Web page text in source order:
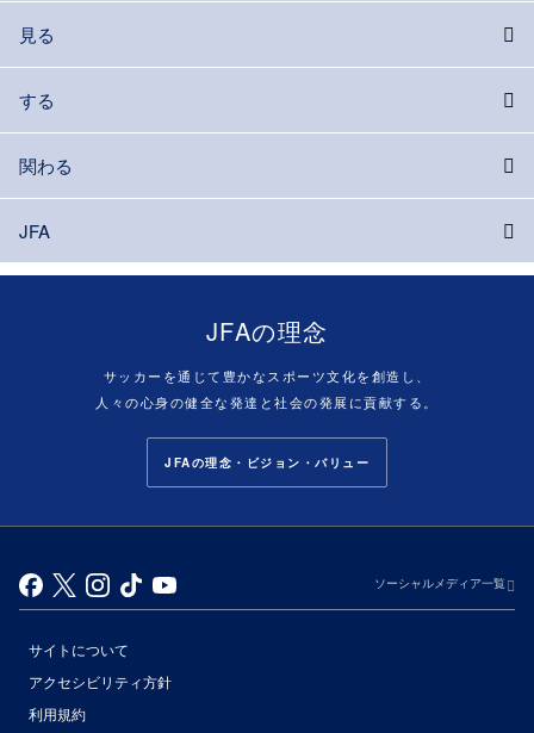
見る
する
関わる
JFA
JFAの理念
サッカーを通じて豊かなスポーツ文化を創造し、
人々の心身の健全な発達と社会の発展に貢献する。
JFAの理念・ビジョン・バリュー
ソーシャルメディア一覧
サイトについて
アクセシビリティ方針
利用規約